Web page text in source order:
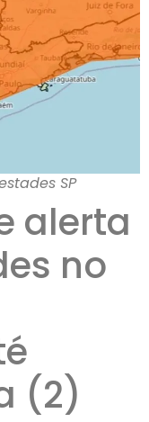
SP
alerta
no
(2)